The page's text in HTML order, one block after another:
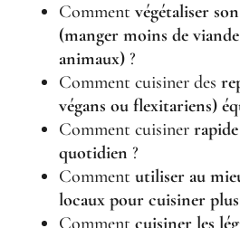
Comment végétaliser
(manger moins de
animaux)?
Comment cuisiner des
végans ou flexitariens)
Comment cuisiner
quotidien ?
Comment utiliser au
locaux pour cuisiner
Comment cuisiner les